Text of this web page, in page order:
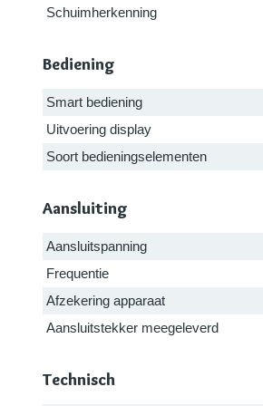
Schuimherkenning
Bediening
Smart bediening
Uitvoering display
Soort bedieningselementen
Aansluiting
Aansluitspanning
Frequentie
Afzekering apparaat
Aansluitstekker meegeleverd
Technisch